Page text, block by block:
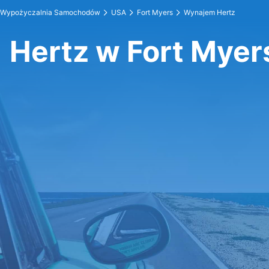
Wypożyczalnia Samochodów USA Fort Myers Wynajem Hertz
Hertz w Fort